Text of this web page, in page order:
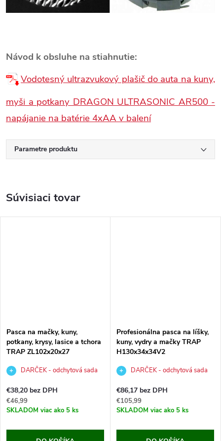
Návod k obsluhe na stiahnutie:
Vodotesný ultrazvukový plašič do auta na kuny,
myši a potkany DRAGON ULTRASONIC AR500 -
napájanie na batérie 4xAA v balení
Parametre produktu
Súvisiaci tovar
Pasca na mačky, kuny,
potkany, krysy, lasice a tchora
TRAP ZL102x20x27
DARČEK - odchytová sada
€38,20 bez DPH
€46,99
SKLADOM viac ako 5 ks
Profesionálna pasca na líšky,
kuny, vydry a mačky TRAP
H130x34x34V2
DARČEK - odchytová sada
€86,17 bez DPH
€105,99
SKLADOM viac ako 5 ks